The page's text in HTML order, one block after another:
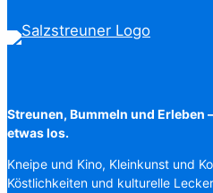
Streunen, Bummeln und Erleben
etwas los.
Kneipe und Kino, Kleinkunst und
Köstlichkeiten und kulturelle